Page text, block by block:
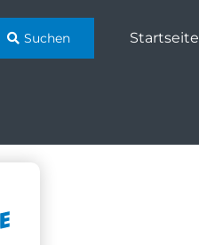
Suchen Startseite